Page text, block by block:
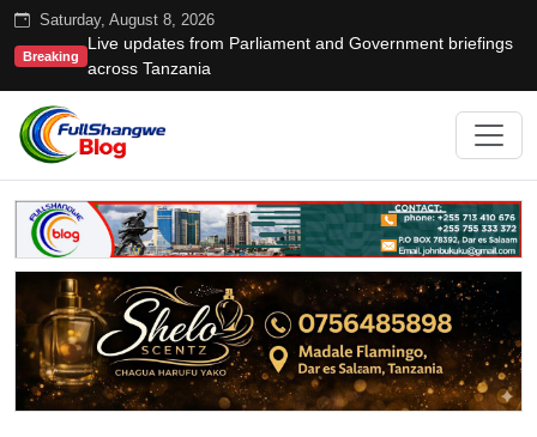
Saturday, August 8, 2026
Breaking
Live updates from Parliament and Government briefings
across Tanzania